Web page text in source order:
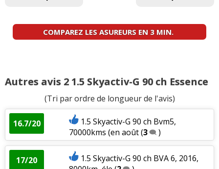
COMPAREZ LES ASUREURS EN 3 MIN.
Autres avis 2 1.5 Skyactiv-G 90 ch Essence
(Tri par ordre de longueur de l'avis)
16.7/20
1.5 Skyactiv-G 90 ch Bvm5,
70000kms (en août(3 )
17/20
1.5 Skyactiv-G 90 ch BVA 6, 2016,